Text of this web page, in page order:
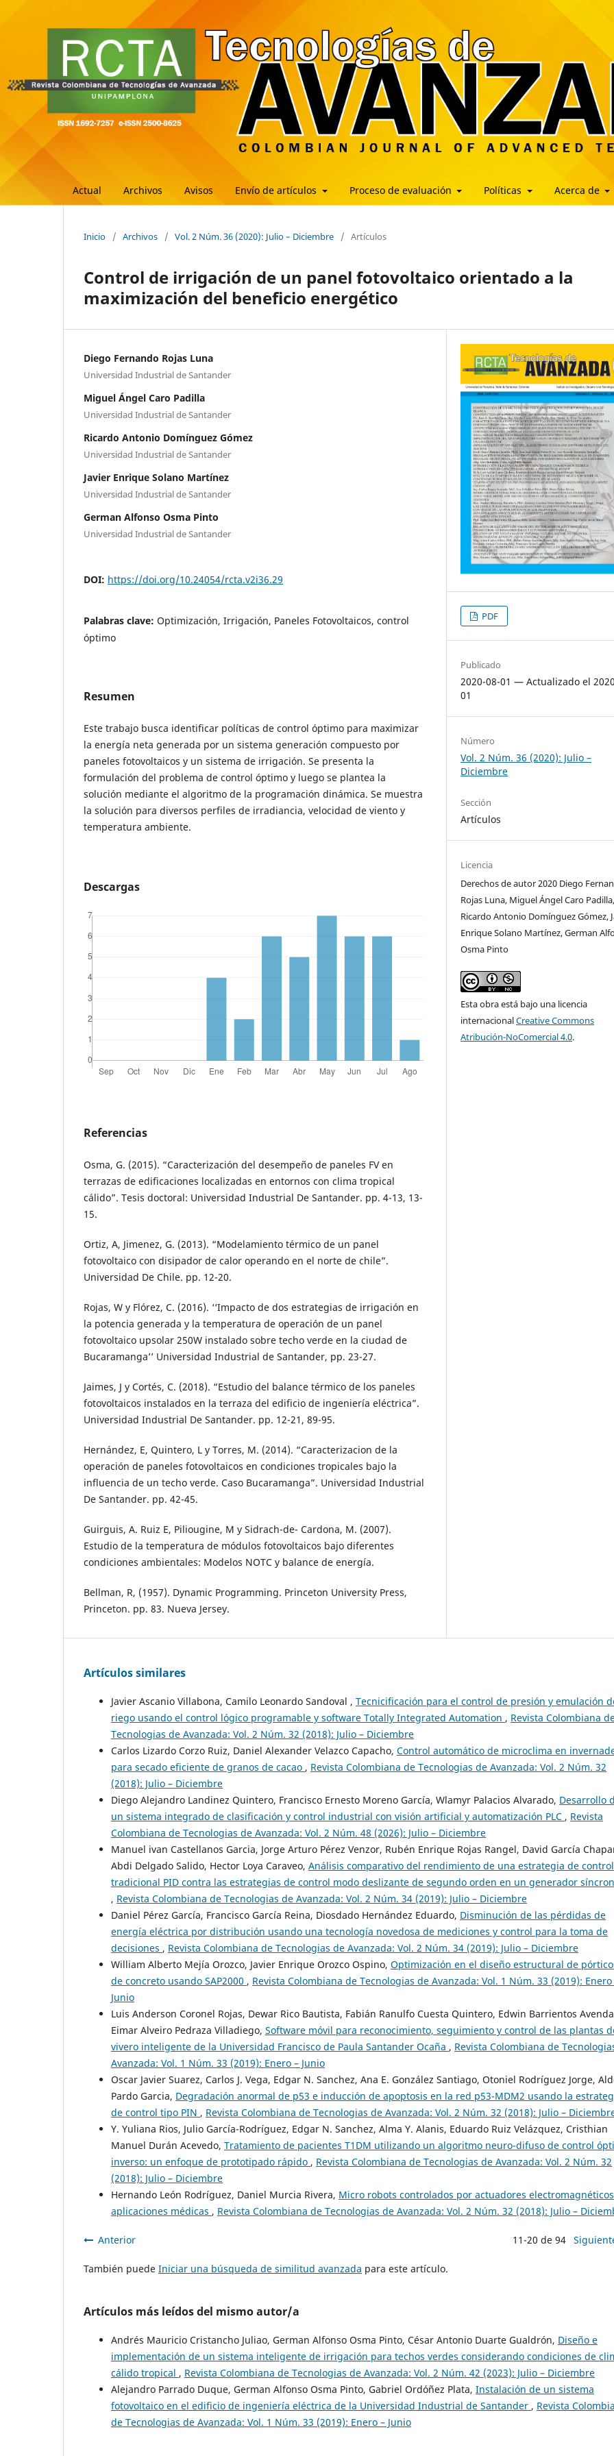
Actual Archivos Avisos Envío de artículos Proceso de evaluación Políticas Acerca de
Inicio / Archivos / Vol. 2 Núm. 36 (2020): Julio – Diciembre / Artículos
Control de irrigación de un panel fotovoltaico orientado a la
maximización del beneficio energético
Diego Fernando Rojas Luna
Universidad Industrial de Santander
Miguel Ángel Caro Padilla
Universidad Industrial de Santander
Ricardo Antonio Domínguez Gómez
Universidad Industrial de Santander
Javier Enrique Solano Martínez
Universidad Industrial de Santander
German Alfonso Osma Pinto
Universidad Industrial de Santander
DOI: https://doi.org/10.24054/rcta.v2i36.29
Palabras clave: Optimización, Irrigación, Paneles Fotovoltaicos, control
óptimo
Resumen
Este trabajo busca identificar políticas de control óptimo para maximizar
la energía neta generada por un sistema generación compuesto por
paneles fotovoltaicos y un sistema de irrigación. Se presenta la
formulación del problema de control óptimo y luego se plantea la
solución mediante el algoritmo de la programación dinámica. Se muestra
la solución para diversos perfiles de irradiancia, velocidad de viento y
temperatura ambiente.
Descargas
Referencias
Osma, G. (2015). “Caracterización del desempeño de paneles FV en
terrazas de edificaciones localizadas en entornos con clima tropical
cálido”. Tesis doctoral: Universidad Industrial De Santander. pp. 4-13, 13-
15.
Ortiz, A, Jimenez, G. (2013). “Modelamiento térmico de un panel
fotovoltaico con disipador de calor operando en el norte de chile”.
Universidad De Chile. pp. 12-20.
Rojas, W y Flórez, C. (2016). ‘‘Impacto de dos estrategias de irrigación en
la potencia generada y la temperatura de operación de un panel
fotovoltaico upsolar 250W instalado sobre techo verde en la ciudad de
Bucaramanga’’ Universidad Industrial de Santander, pp. 23-27.
Jaimes, J y Cortés, C. (2018). “Estudio del balance térmico de los paneles
fotovoltaicos instalados en la terraza del edificio de ingeniería eléctrica”.
Universidad Industrial De Santander. pp. 12-21, 89-95.
Hernández, E, Quintero, L y Torres, M. (2014). “Caracterizacion de la
operación de paneles fotovoltaicos en condiciones tropicales bajo la
influencia de un techo verde. Caso Bucaramanga”. Universidad Industrial
De Santander. pp. 42-45.
Guirguis, A. Ruiz E, Piliougine, M y Sidrach-de- Cardona, M. (2007).
Estudio de la temperatura de módulos fotovoltaicos bajo diferentes
condiciones ambientales: Modelos NOTC y balance de energía.
Bellman, R, (1957). Dynamic Programming. Princeton University Press,
Princeton. pp. 83. Nueva Jersey.
PDF
Publicado
2020-08-01 — Actualizado el
01
Número
Vol. 2 Núm. 36 (2020): Julio –
Diciembre
Sección
Artículos
Licencia
Derechos de autor 2020 Diego
Rojas Luna, Miguel Ángel Caro Padilla,
Ricardo Antonio Domínguez Gómez,
Enrique Solano Martínez, German
Osma Pinto
Esta obra está bajo una licencia
internacionalCreative Commons
Atribución-NoComercial 4.0.
Artículos similares
Javier Ascanio Villabona, Camilo Leonardo Sandoval , Tecnicificación para el control de presión y emulación
riego usando el control lógico programable y software Totally Integrated Automation , Revista Colombiana
Tecnologias de Avanzada: Vol. 2 Núm. 32 (2018): Julio – Diciembre
Carlos Lizardo Corzo Ruiz, Daniel Alexander Velazco Capacho, Control automático de microclima en
para secado eficiente de granos de cacao , Revista Colombiana de Tecnologias de Avanzada: Vol. 2 Núm. 32
(2018): Julio – Diciembre
Diego Alejandro Landinez Quintero, Francisco Ernesto Moreno García, Wlamyr Palacios Alvarado, Desarrollo
un sistema integrado de clasificación y control industrial con visión artificial y automatización PLC , Revista
Colombiana de Tecnologias de Avanzada: Vol. 2 Núm. 48 (2026): Julio – Diciembre
Manuel ivan Castellanos Garcia, Jorge Arturo Pérez Venzor, Rubén Enrique Rojas Rangel, David García
Abdi Delgado Salido, Hector Loya Caraveo, Análisis comparativo del rendimiento de una estrategia de control
tradicional PID contra las estrategias de control modo deslizante de segundo orden en un generador
, Revista Colombiana de Tecnologias de Avanzada: Vol. 2 Núm. 34 (2019): Julio – Diciembre
Daniel Pérez García, Francisco García Reina, Diosdado Hernández Eduardo, Disminución de las pérdidas de
energía eléctrica por distribución usando una tecnología novedosa de mediciones y control para la toma de
decisiones , Revista Colombiana de Tecnologias de Avanzada: Vol. 2 Núm. 34 (2019): Julio – Diciembre
William Alberto Mejía Orozco, Javier Enrique Orozco Ospino, Optimización en el diseño estructural de
de concreto usando SAP2000 , Revista Colombiana de Tecnologias de Avanzada: Vol. 1 Núm. 33 (2019): Enero
Junio
Luis Anderson Coronel Rojas, Dewar Rico Bautista, Fabián Ranulfo Cuesta Quintero, Edwin Barrientos
Eimar Alveiro Pedraza Villadiego, Software móvil para reconocimiento, seguimiento y control de las plantas
vivero inteligente de la Universidad Francisco de Paula Santander Ocaña , Revista Colombiana de
Avanzada: Vol. 1 Núm. 33 (2019): Enero – Junio
Oscar Javier Suarez, Carlos J. Vega, Edgar N. Sanchez, Ana E. González Santiago, Otoniel Rodríguez Jorge,
Pardo Garcia, Degradación anormal de p53 e inducción de apoptosis en la red p53-MDM2 usando la
de control tipo PIN , Revista Colombiana de Tecnologias de Avanzada: Vol. 2 Núm. 32 (2018): Julio –
Y. Yuliana Rios, Julio García-Rodríguez, Edgar N. Sanchez, Alma Y. Alanis, Eduardo Ruiz Velázquez, Cristhian
Manuel Durán Acevedo, Tratamiento de pacientes T1DM utilizando un algoritmo neuro-difuso de control
inverso: un enfoque de prototipado rápido , Revista Colombiana de Tecnologias de Avanzada: Vol. 2 Núm. 32
(2018): Julio – Diciembre
Hernando León Rodríguez, Daniel Murcia Rivera, Micro robots controlados por actuadores
aplicaciones médicas , Revista Colombiana de Tecnologias de Avanzada: Vol. 2 Núm. 32 (2018): Julio –
Anterior 11-20 de 94
También puede Iniciar una búsqueda de similitud avanzada para este artículo.
Artículos más leídos del mismo autor/a
Andrés Mauricio Cristancho Juliao, German Alfonso Osma Pinto, César Antonio Duarte Gualdrón, Diseño e
implementación de un sistema inteligente de irrigación para techos verdes considerando condiciones de
cálido tropical , Revista Colombiana de Tecnologias de Avanzada: Vol. 2 Núm. 42 (2023): Julio – Diciembre
Alejandro Parrado Duque, German Alfonso Osma Pinto, Gabriel Ordóñez Plata, Instalación de un sistema
fotovoltaico en el edificio de ingeniería eléctrica de la Universidad Industrial de Santander , Revista
de Tecnologias de Avanzada: Vol. 1 Núm. 33 (2019): Enero – Junio